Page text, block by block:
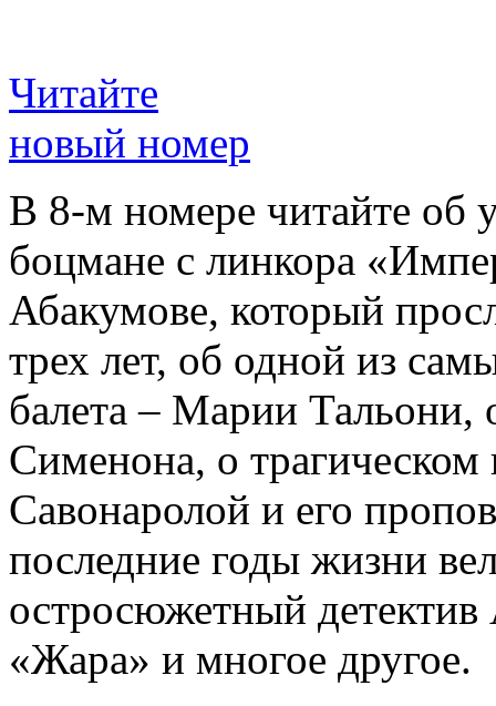
Читайте
новый номер
В 8-м номере читайте об
боцмане с линкора
Абакумове, который
трех лет, об одной из
балета – Марии
Сименона, о трагическом
Савонаролой и его
последние годы жизни
остросюжетный детектив
«Жара» и многое другое.